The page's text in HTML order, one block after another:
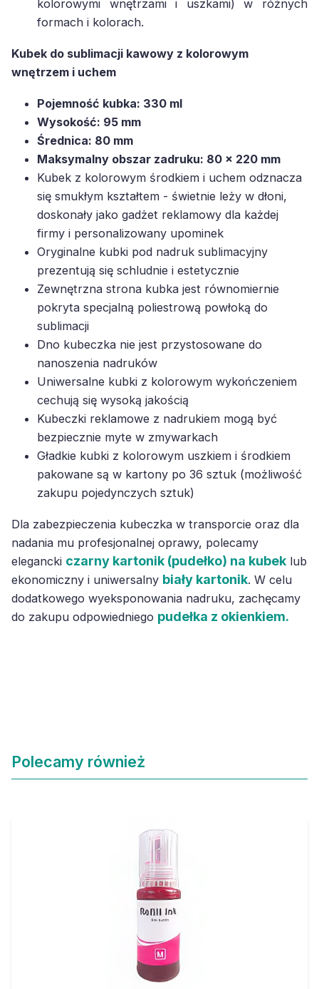
kolorowymi wnętrzami i uszkami) w różnych
formach i kolorach.
Kubek do sublimacji kawowy z kolorowym
wnętrzem i uchem
Pojemność kubka: 330 ml
Wysokość: 95 mm
Średnica: 80 mm
Maksymalny obszar zadruku: 80 x 220 mm
Kubek z kolorowym środkiem i uchem odznacza
się smukłym kształtem - świetnie leży w dłoni,
doskonały jako gadżet reklamowy dla każdej
firmy i personalizowany upominek
Oryginalne kubki pod nadruk sublimacyjny
prezentują się schludnie i estetycznie
Zewnętrzna strona kubka jest równomiernie
pokryta specjalną poliestrową powłoką do
sublimacji
Dno kubeczka nie jest przystosowane do
nanoszenia nadruków
Uniwersalne kubki z kolorowym wykończeniem
cechują się wysoką jakością
Kubeczki reklamowe z nadrukiem mogą być
bezpiecznie myte w zmywarkach
Gładkie kubki z kolorowym uszkiem i środkiem
pakowane są w kartony po 36 sztuk (możliwość
zakupu pojedynczych sztuk)
Dla zabezpieczenia kubeczka w transporcie oraz dla
nadania mu profesjonalnej oprawy, polecamy
elegancki czarny kartonik (pudełko) na kubek lub
ekonomiczny i uniwersalny biały kartonik. W celu
dodatkowego wyeksponowania nadruku, zachęcamy
do zakupu odpowiedniego pudełka z okienkiem.
Polecamy również